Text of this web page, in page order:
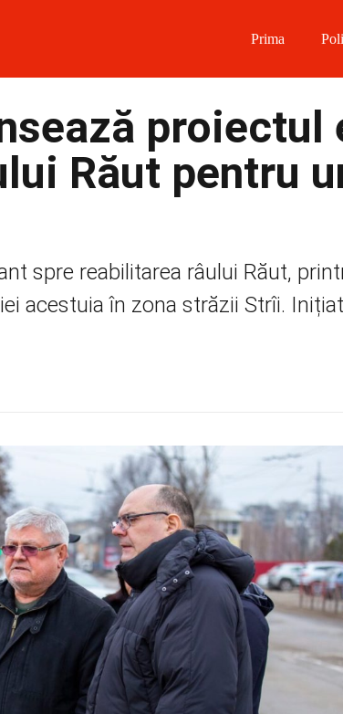
on Twitter
Prima
proiectul
Răut pentru
spre reabilitarea râului Răut,
acestuia în zona străzii Strîi.